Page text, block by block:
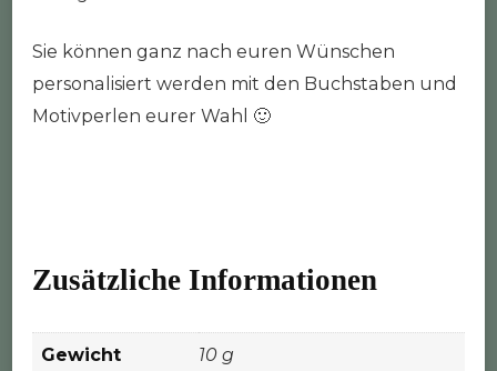
Sie können ganz nach euren Wünschen
personalisiert werden mit den Buchstaben und
Motivperlen eurer Wahl 🙂
Zusätzliche Informationen
Gewicht 10 g